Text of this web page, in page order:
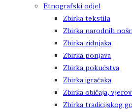
Etnografski odjel
Zbirka tekstila
Zbirka narodnih
Zbirka zidnjaka
Zbirka ponjava
Zbirka pokućstva
Zbirka igračaka
Zbirka običaja,
Zbirka tradicijskog